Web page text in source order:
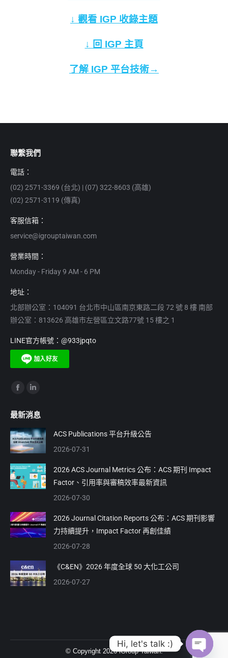
↓ 觀看 IGP 收錄主題
↓ 回 IGP 主頁
了解 IGP 平台技術→
聯繫我們
電話：
(02) 2571-3369 (台北) | (07) 322-8603 (高雄)
(02) 2571-3119 (傳真)
客服信箱：
service@igrouptaiwan.com
營業時間：
Monday - Friday 9 AM - 6 PM
地址：
北部辦公室：104091 台北市中山區南京東路二段 72 號 8 樓 南部
辦公室：813626 高雄市左營區立文路77號 15 樓之 1
LINE官方帳號：@933jpqto
Find us on:
opens
in
new
opens
in
new
最新消息
ACS Publications 平台升級公告
2026-07-31
2026 ACS Journal Metrics 公布：ACS 期刊 Impact
Factor、引用率與審稿效率最新資訊
2026-07-30
2026 Journal Citation Reports 公布：ACS 期刊影響
力持續提升，Impact Factor 再創佳績
2026-07-28
《C&EN》2026 年度全球 50 大化工公司
2026-07-27
© Copyright 2026 iGroup Taiwan.
Hi, let's talk :)